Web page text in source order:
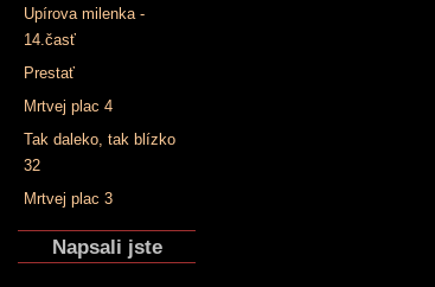
Upírova milenka -
14.časť
Prestať
Mrtvej plac 4
Tak daleko, tak blízko
32
Mrtvej plac 3
Napsali jste